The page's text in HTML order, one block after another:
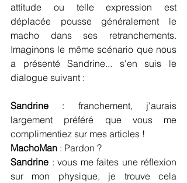
attitude ou telle expression est
déplacée pousse généralement le
macho dans ses retranchements.
Imaginons le même scénario que nous
a présenté Sandrine... s'en suis le
dialogue suivant :
Sandrine : franchement, j'aurais
largement préféré que vous me
complimentiez sur mes articles !
MachoMan : Pardon ?
Sandrine : vous me faites une réflexion
sur mon physique, je trouve cela